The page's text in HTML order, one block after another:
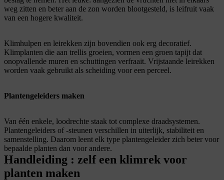
weg zitten en beter aan de zon worden blootgesteld, is leifruit vaak
van een hogere kwaliteit.
Klimhulpen en leirekken zijn bovendien ook erg decoratief.
Klimplanten die aan trellis groeien, vormen een groen tapijt dat
onopvallende muren en schuttingen verfraait. Vrijstaande leirekken
worden vaak gebruikt als scheiding voor een perceel.
Plantengeleiders maken
Van één enkele, loodrechte staak tot complexe draadsystemen.
Plantengeleiders of -steunen verschillen in uiterlijk, stabiliteit en
samenstelling. Daarom leent elk type plantengeleider zich beter voor
bepaalde planten dan voor andere.
Handleiding : zelf een klimrek voor
planten maken